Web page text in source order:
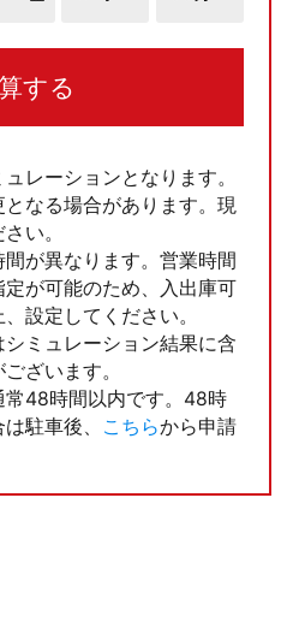
する
レーションとなります。
なる場合があります。現
い。
が異なります。営業時間
が可能のため、入出庫可
設定してください。
ミュレーション結果に含
ざいます。
常48時間以内です。48時
駐車後、
こちらから申請